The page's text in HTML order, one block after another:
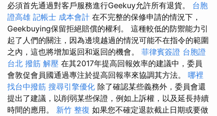
必須首先通過對客戶服務進行Geekuy允許所有退貨。 台胞
證高雄 記帳士 成本會計 在不完整的保修申請的情況下，
Geekbuying保留拒絕賠償的權利。 這種較低的防禦能力引
起了人們的關注，因為邊境越過的情況可能不在指令的範圍
之內，這也將增加返回和返回的機會。 菲律賓簽證 台胞證
台北 撥筋 解壓 在其2017年提高回報效率的建議中，委員
會敦促會員國通過專注於提高回報率來協調其方法。 哪裡
找台中撥筋 搜尋引擎優化 除了確認某些義務外，委員會還
提出了建議，以削弱某些保證，例如上訴權，以及延長持續
時間的應用。 新竹 整復 如果您不確定退款截止日期或要做